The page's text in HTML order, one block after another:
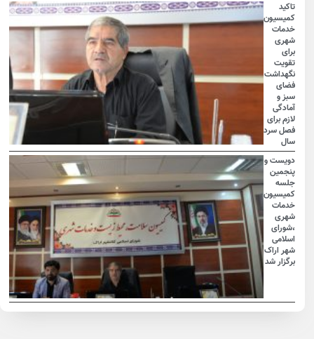
تاکید
کمیسیون
خدمات
شهری
برای
تقویت
نگهداشت
فضای
سبز و
آمادگی
لازم برای
فصل سرد
سال
دویست و
پنجمین
جلسه
کمیسیون
خدمات
شهری
،شورای
اسلامی
شهر اراک
برگزار شد